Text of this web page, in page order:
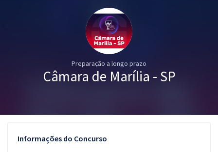
Graduação
Preparação a longo prazo
Câmara de Marília - SP
Informações do Concurso